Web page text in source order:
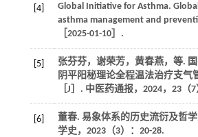
[4]
Global Initiative for Asthma.
asthma management and
［2025-01-10］.
[5] 张芬芬，谢荣芳，黄春燕， 等.
阴平阳秘理论全程温法治疗支气
［J］. 中医药通报， 2024， 23（7
[6] 董春. 易象体系的历史流衍及哲
学史 ， 2023（3）：20-28.